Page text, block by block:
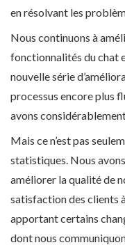
en résolvant les
Nous continuons à
fonctionnalités du chat
nouvelle série
processus encore plus
avons
Mais ce n’est pas
statistiques. Nous
améliorer la qualité de
satisfaction des clients
apportant certains
dont nous